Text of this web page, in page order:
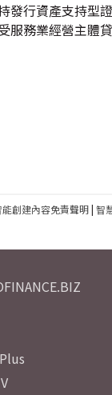
行資產支持型
服務業經營主體
創建內容免責聲明| 智